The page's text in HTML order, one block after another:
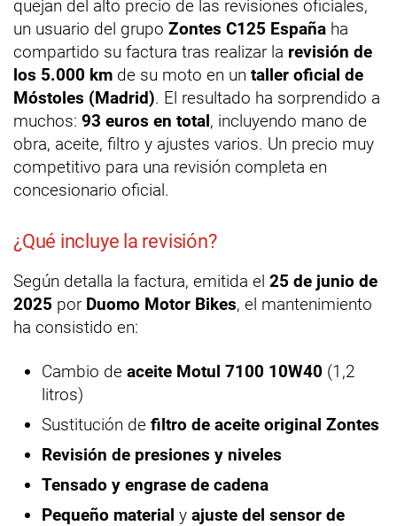
quejan del alto precio de las revisiones oficiales,
un usuario del grupo Zontes C125 España ha
compartido su factura tras realizar la revisión de
los 5.000 km de su moto en un taller oficial de
Móstoles (Madrid). El resultado ha sorprendido a
muchos: 93 euros en total, incluyendo mano de
obra, aceite, filtro y ajustes varios. Un precio muy
competitivo para una revisión completa en
concesionario oficial.
¿Qué incluye la revisión?
Según detalla la factura, emitida el 25 de junio de
2025 por Duomo Motor Bikes, el mantenimiento
ha consistido en:
Cambio de aceite Motul 7100 10W40 (1,2
litros)
Sustitución de filtro de aceite original Zontes
Revisión de presiones y niveles
Tensado y engrase de cadena
Pequeño material y ajuste del sensor de